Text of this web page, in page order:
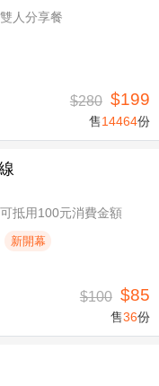
人分享餐
$280 $199
售14464份
抵用100元消費金額
新開幕
$100 $85
售36份